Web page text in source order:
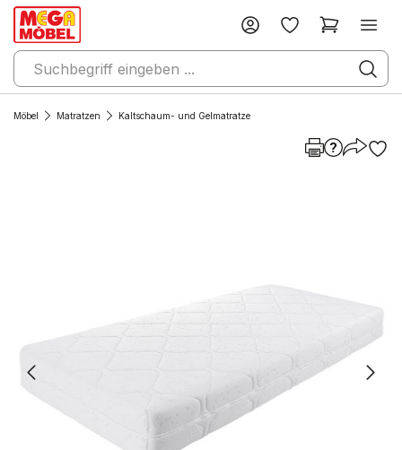
Möbel Matratzen Kaltschaum- und Gelmatratze